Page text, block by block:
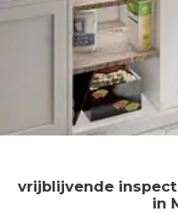
vrijblijvende
in